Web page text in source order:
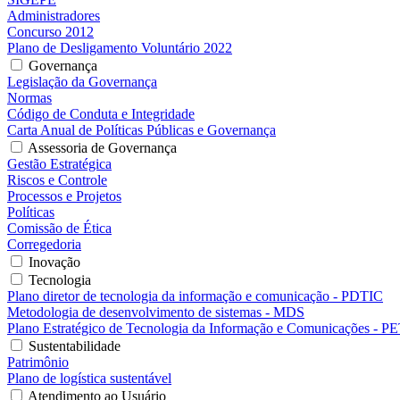
Administradores
Concurso 2012
Plano de Desligamento Voluntário 2022
Governança
Legislação da Governança
Normas
Código de Conduta e Integridade
Carta Anual de Políticas Públicas e Governança
Assessoria de Governança
Gestão Estratégica
Riscos e Controle
Processos e Projetos
Políticas
Comissão de Ética
Corregedoria
Inovação
Tecnologia
Plano diretor de tecnologia da informação e comunicação - PDTIC
Metodologia de desenvolvimento de sistemas - MDS
Plano Estratégico de Tecnologia da Informação e Comunicações -
Sustentabilidade
Patrimônio
Plano de logística sustentável
Atendimento ao Usuário